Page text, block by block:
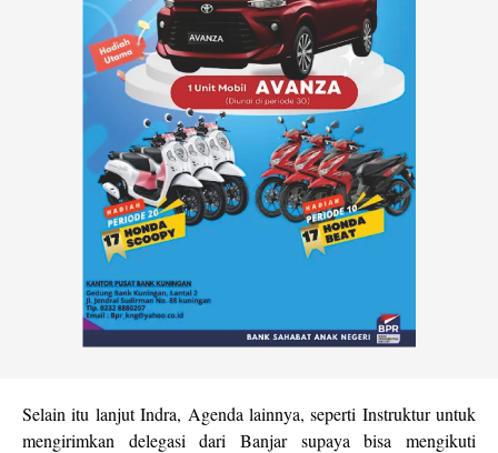
Selain itu lanjut Indra, Agenda lainnya, seperti Instruktur untuk
mengirimkan delegasi dari Banjar supaya bisa mengikuti